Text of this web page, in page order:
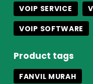
VOIP SERVICE
VOIP SOFTWARE
Product tags
FANVIL MURAH